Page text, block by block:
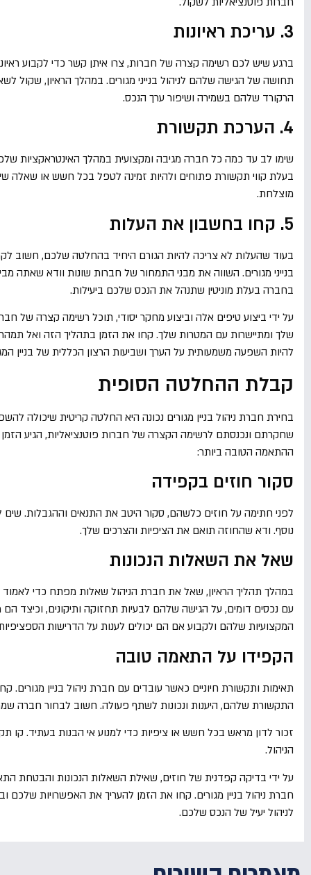
3. עריכת ראיונות
ברגע שיש לכם רשימה קצרה של חברות, צרו איתן קשר כדי לקבוע
תחושה של הגישה שלהם לניהול בנייני מגורים. במהלך הראיון, שקול
הרקורד שלהם בשמירה ושיפור ערך הנכס.
4. הערכת תקשורת
שימו לב עד כמה כל חברה מגיבה ומקצועית במהלך האינטראקציות
בעלת קווי תקשורת פתוחים ולהיות זמינה לטפל בכל חשש או שאלה
מוצלחת.
5. קחו בחשבון את העלות
בעוד שהעלות לא צריכה להיות הגורם היחיד בהחלטה שלכם, חשוב
בנייני מגורים. השווה את מבני התמחור של חברות שונות וודא שאתה
בחברה בעלת מוניטין שתנהל את הנכס שלכם ביעילות.
על ידי ביצוע טיפים אלה וביצוע מחקר יסודי, תוכל רשימה קצרה של
שלך ומתיישרות עם המטרות שלך. קחו את הזמן בתהליך הזה ואל
להיות השפעה משמעותית על הערך ושביעות הרצון הכללית של בניין
קבלת ההחלטה הסופית
בחירת חברת ניהול בניין מגורים נכונה היא החלטה קריטית שיכולה
שחקרתם ונכנסתם לרשימה הקצרה של חברות פוטנציאליות, הגיע
ההתאמה הטובה ביותר:
סקור חוזים בקפידה
לפני חתימה על חוזים כלשהם, סקור היטב את התנאים וההגבלות. שים
נוסף. ודא שהחוזה תואם את הציפיות והצרכים שלך.
שאל את השאלות הנכונות
במהלך תהליך הראיון, שאל את חברת הניהול שאלות מפתח כדי
עם נכסים דומים, על הגישה שלהם לבעיות תחזוקה ותיקונים, וכיצד
המקצועיות שלהם ולקבוע אם הם יכולים לענות על הדרישות
הקפידו על התאמה טובה
תאימות ותקשורת חיוניים כאשר עובדים עם חברת ניהול בניין מגורים.
התקשורת שלהם, היענות ונכונות לשתף פעולה. חשוב לבחור חברה
זכור לדון מראש בכל חשש או ציפיות כדי למנוע אי הבנות בעתיד.
הניהול.
על ידי בדיקה קפדנית של חוזים, שאילת השאלות הנכונות והבטחת
חברת ניהול בניין מגורים. קחו את הזמן להעריך את האפשרויות
לניהול יעיל של הנכס שלכם.